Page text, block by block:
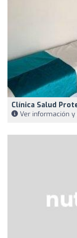
Clínica Salud
Ver información